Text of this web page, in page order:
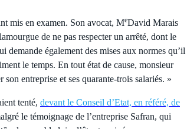
mis en examen. Son avocat, MeDavid Marais
de ne pas respecter un arrêté, dont le
demande également des mises aux normes qu’il
le temps. En tout état de cause, monsieur
entreprise et ses quarante-trois salariés. »
tenté, devant le Conseil d’Etat, en référé, de
le témoignage de l’entreprise Safran, qui